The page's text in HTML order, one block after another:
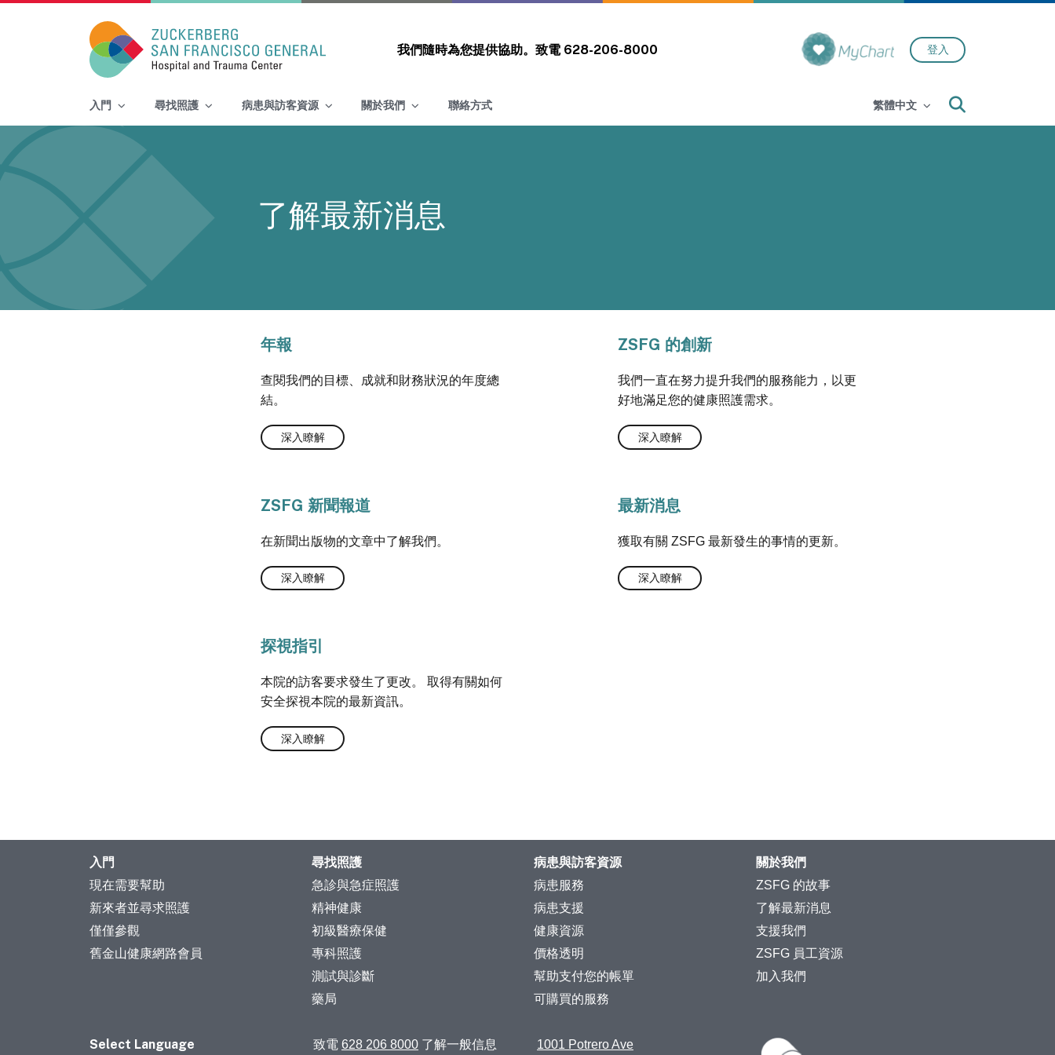
Skip to content
Main Navigation
我們隨時為您提供協助。致電 628-206-8000 登入
入門 尋找照護 病患與訪客資源 關於我們 聯絡方式 繁體中文
了解最新消息
年報
查閱我們的目標、成就和財務狀況的年度總
結。
深入瞭解
ZSFG 的創新
我們一直在努力提升我們的服務能力，以更
好地滿足您的健康照護需求。
深入瞭解
ZSFG 新聞報道
在新聞出版物的文章中了解我們。
深入瞭解
最新消息
獲取有關 ZSFG 最新發生的事情的更新。
深入瞭解
探視指引
本院的訪客要求發生了更改。 取得有關如何
安全探視本院的最新資訊。
深入瞭解
入門
現在需要幫助
新來者並尋求照護
僅僅參觀
舊金山健康網路會員
尋找照護
急診與急症照護
精神健康
初級醫療保健
專科照護
測試與診斷
藥局
病患與訪客資源
病患服務
病患支援
健康資源
價格透明
幫助支付您的帳單
可購買的服務
關於我們
ZSFG 的故事
了解最新消息
支援我們
ZSFG 員工資源
加入我們
Select Language 致電 628 206 8000 了解一般信息 1001 Potrero Ave